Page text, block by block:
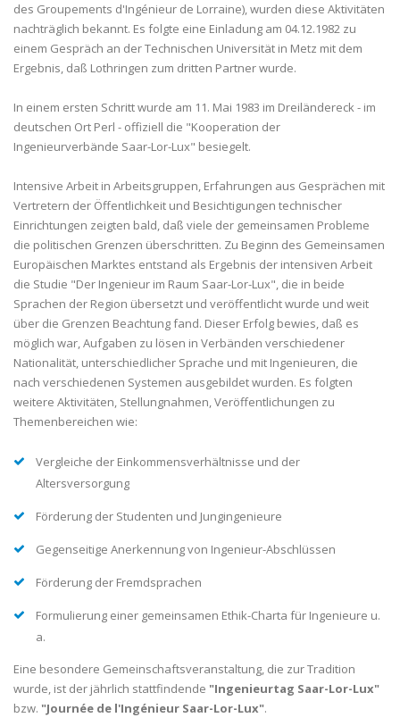
des Groupements d'Ingénieur de Lorraine), wurden diese Aktivitäten
nachträglich bekannt. Es folgte eine Einladung am 04.12.1982 zu
einem Gespräch an der Technischen Universität in Metz mit dem
Ergebnis, daß Lothringen zum dritten Partner wurde.
In einem ersten Schritt wurde am 11. Mai 1983 im Dreiländereck - im
deutschen Ort Perl - offiziell die "Kooperation der
Ingenieurverbände Saar-Lor-Lux" besiegelt.
Intensive Arbeit in Arbeitsgruppen, Erfahrungen aus Gesprächen mit
Vertretern der Öffentlichkeit und Besichtigungen technischer
Einrichtungen zeigten bald, daß viele der gemeinsamen Probleme
die politischen Grenzen überschritten. Zu Beginn des Gemeinsamen
Europäischen Marktes entstand als Ergebnis der intensiven Arbeit
die Studie "Der Ingenieur im Raum Saar-Lor-Lux", die in beide
Sprachen der Region übersetzt und veröffentlicht wurde und weit
über die Grenzen Beachtung fand. Dieser Erfolg bewies, daß es
möglich war, Aufgaben zu lösen in Verbänden verschiedener
Nationalität, unterschiedlicher Sprache und mit Ingenieuren, die
nach verschiedenen Systemen ausgebildet wurden. Es folgten
weitere Aktivitäten, Stellungnahmen, Veröffentlichungen zu
Themenbereichen wie:
Vergleiche der Einkommensverhältnisse und der
Altersversorgung
Förderung der Studenten und Jungingenieure
Gegenseitige Anerkennung von Ingenieur-Abschlüssen
Förderung der Fremdsprachen
Formulierung einer gemeinsamen Ethik-Charta für Ingenieure u.
a.
Eine besondere Gemeinschaftsveranstaltung, die zur Tradition
wurde, ist der jährlich stattfindende "Ingenieurtag Saar-Lor-Lux"
bzw. "Journée de l'Ingénieur Saar-Lor-Lux".